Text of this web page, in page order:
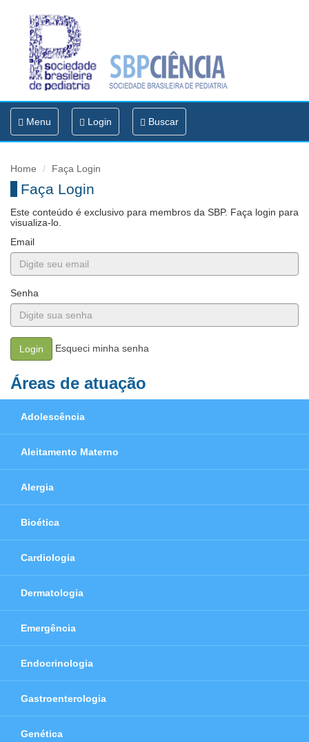
Toggle
navigation
Menu Login Buscar
Home Faça Login
Faça Login
Este conteúdo é exclusivo para membros da SBP. Faça login para
visualiza-lo.
Email
Senha
Login Esqueci minha senha
Áreas de atuação
Adolescência
Aleitamento Materno
Alergia
Bioética
Cardiologia
Dermatologia
Emergência
Endocrinologia
Gastroenterologia
Genética